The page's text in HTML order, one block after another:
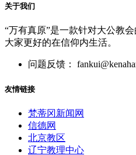
关于我们
“万有真原”是一款针对大公教
大家更好的在信仰内生活。
问题反馈：
友情链接
梵蒂冈新闻网
信德网
北京教区
辽宁教理中心